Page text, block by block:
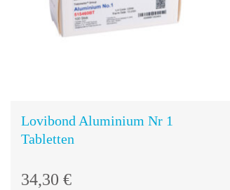
Lovibond Aluminium Nr 1
Tabletten
34,30 €